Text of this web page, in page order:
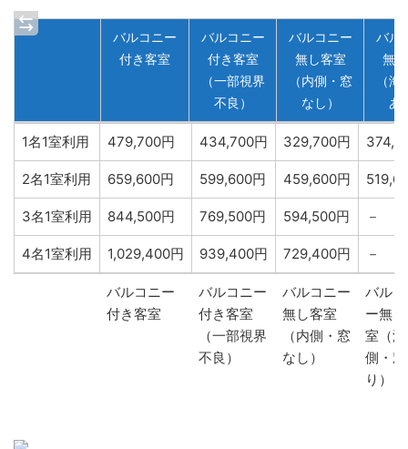
バルコニー
付き客室
バルコニー
付き客室
（一部視界
不良）
バルコニー
無し客室
（内側・窓
なし）
バル
無
（
あ
バルコニー
付き客室
バルコニー
付き客室
（一部視界
不良）
バルコニー
無し客室
（内側・窓
なし）
バル
ー無
室（海
側・
り）
バルコニー付
バルコニー
（一部視界
不良）
バルコニー
（内側・窓
なし）
バル
（海
あ
1名1室利用 479,700円 434,700円 329,700円
2名1室利用 659,600円 599,600円 459,600円
3名1室利用 844,500円 769,500円 594,500円 －
4名1室利用 1,029,400円 939,400円 729,400円 －
バルコニー
付き客室
バルコニー
付き客室
（一部視界
不良）
バルコニー
無し客室
（内側・窓
なし）
バル
ー無
室（海
側・
り）